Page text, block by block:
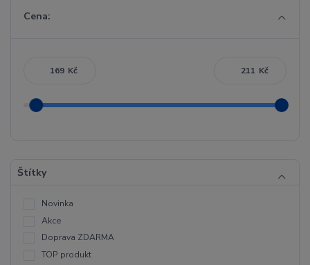
Cena:
Kč Kč
Štítky
Novinka
Akce
Doprava ZDARMA
TOP produkt